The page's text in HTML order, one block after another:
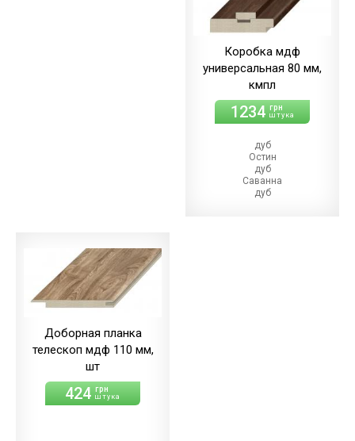
Коробка мдф
универсальная 80 мм,
кмпл
1234 грн
штука
дуб
Остин
дуб
Саванна
дуб
Доборная планка
телескоп мдф 110 мм,
шт
424 грн
штука